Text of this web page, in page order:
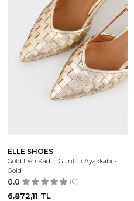
ELLE SHOES
Gold Deri Kadın Günlük Ayakkabı -
Gold
0.0 (0)
6.872,11 TL